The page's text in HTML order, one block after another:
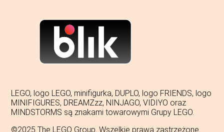
LEGO, logo LEGO, minifigurka, DUPLO, logo FRIENDS, logo
MINIFIGURES, DREAMZzz, NINJAGO, VIDIYO oraz
MINDSTORMS są znakami towarowymi Grupy LEGO.
©2025 The LEGO Group. Wszelkie prawa zastrzeżone.